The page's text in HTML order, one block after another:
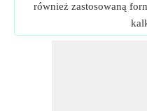
również zastosowaną